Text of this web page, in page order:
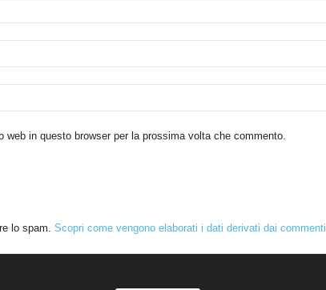
web in questo browser per la prossima volta che commento.
lo spam. Scopri come vengono elaborati i dati derivati dai commenti